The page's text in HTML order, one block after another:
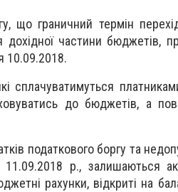
що граничний термін
дохідної частини бюджетів,
10.09.2018.
до бюджетів, а
податкового боргу та
р., залишаються
рахунки, відкриті на